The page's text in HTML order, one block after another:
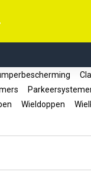
Wieldoppen